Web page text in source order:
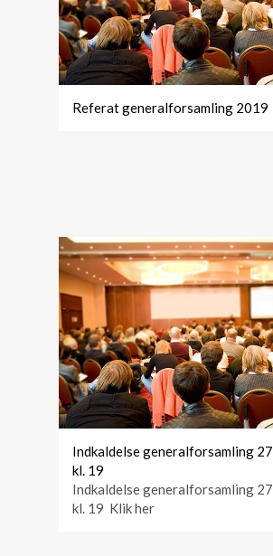
Referat generalforsamling 2019
Indkaldelse generalforsamling
kl. 19
Indkaldelse generalforsamling
kl. 19 Klik her